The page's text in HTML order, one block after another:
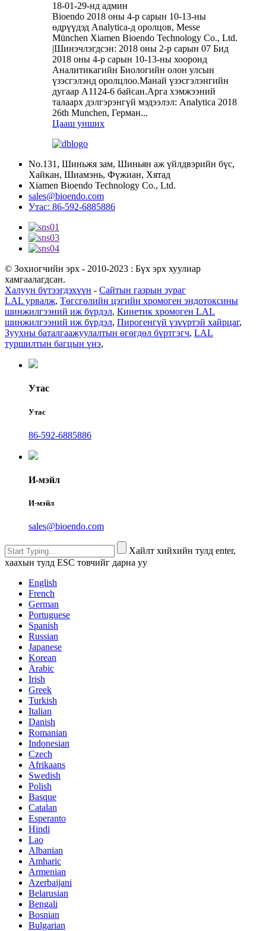
18-01-29-нд админ
Bioendo 2018 оны 4-р сарын 10-13-ны
өдрүүдэд Analytica-д оролцов, Messe
München Xiamen Bioendo Technology Co., Ltd.
|Шинэчлэгдсэн: 2018 оны 2-р сарын 07 Бид
2018 оны 4-р сарын 10-13-ны хооронд
Аналитикагийн Биологийн олон улсын
үзэсгэлэнд оролцлоо.Манай үзэсгэлэнгийн
дугаар A1124-6 байсан.Арга хэмжээний
талаарх дэлгэрэнгүй мэдээлэл: Analytica 2018
26th Munchen, Герман...
Цааш унших
No.131, Шиньжя зам, Шиньян аж үйлдвэрийн бүс,
Хайкан, Шиамэнь, Фүжиан, Хятад
Xiamen Bioendo Technology Co., Ltd.
sales@bioendo.com
Утас: 86-592-6885886
© Зохиогчийн эрх - 2010-2023 : Бүх эрх хуулиар
хамгаалагдсан.
Халуун бүтээгдэхүүн - Сайтын газрын зураг
LAL урвалж, Төгсгөлийн цэгийн хромоген эндотоксины
шинжилгээний иж бүрдэл, Кинетик хромоген LAL
шинжилгээний иж бүрдэл, Пирогенгүй үзүүртэй хайрцаг,
Зуухны баталгаажуулалтын өгөгдөл бүртгэгч, LAL
туршилтын багцын үнэ,
Утас
Утас
86-592-6885886
И-мэйл
И-мэйл
sales@bioendo.com
Хайлт хийхийн тулд enter,
хаахын тулд ESC товчийг дарна уу
English
French
German
Portuguese
Spanish
Russian
Japanese
Korean
Arabic
Irish
Greek
Turkish
Italian
Danish
Romanian
Indonesian
Czech
Afrikaans
Swedish
Polish
Basque
Catalan
Esperanto
Hindi
Lao
Albanian
Amharic
Armenian
Azerbaijani
Belarusian
Bengali
Bosnian
Bulgarian